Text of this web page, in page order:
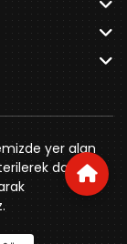
Apt. Kat:3 D:7
yer alan
dahi